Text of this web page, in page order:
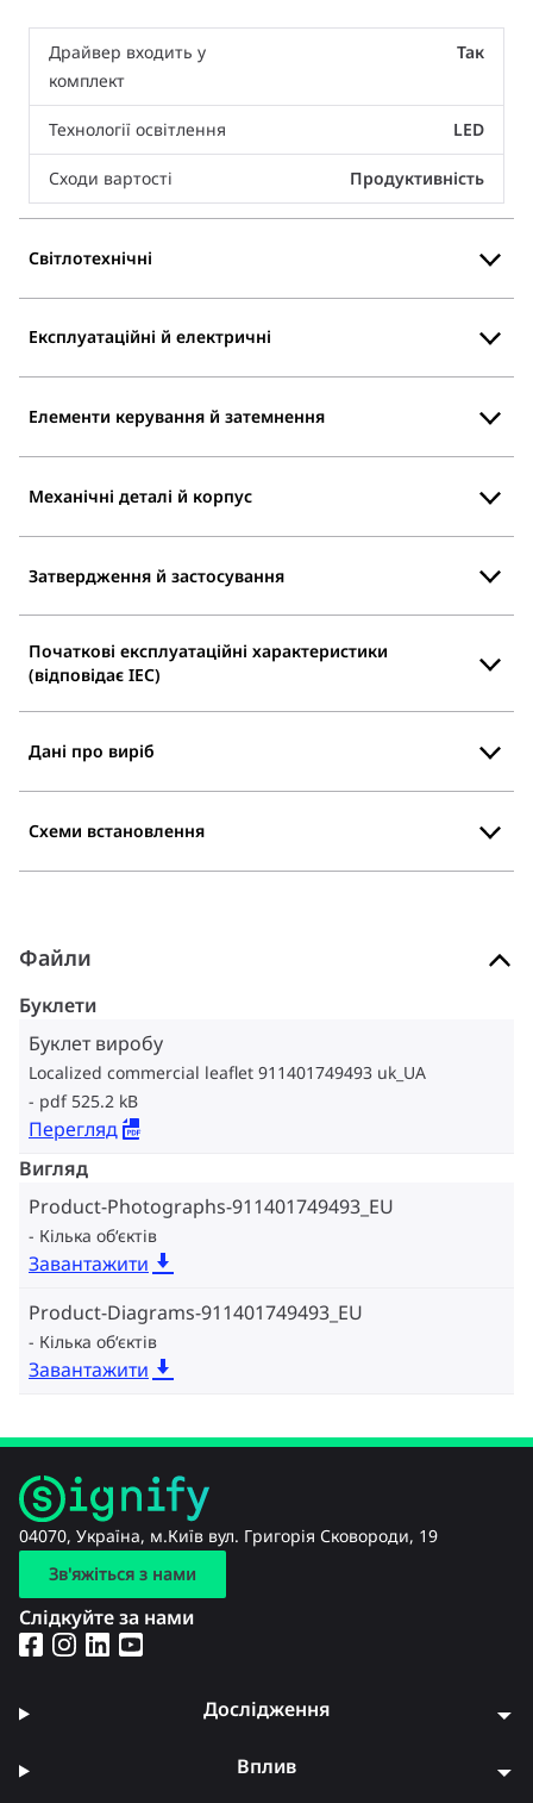
Драйвер входить у
комплект
Так
Технології освітлення LED
Сходи вартості Продуктивність
Світлотехнічні
Експлуатаційні й електричні
Елементи керування й затемнення
Механічні деталі й корпус
Затвердження й застосування
Початкові експлуатаційні характеристики
(відповідає IEC)
Дані про виріб
Схеми встановлення
Файли
Буклети
Буклет виробу
Localized commercial leaflet 911401749493 uk_UA
pdf 525.2 kB
Перегляд
Вигляд
Product-Photographs-911401749493_EU
Кілька об‘єктів
Завантажити
Product-Diagrams-911401749493_EU
Кілька об‘єктів
Завантажити
04070, Україна, м.Київ вул. Григорія Сковороди, 19
Зв'яжіться з нами
Слідкуйте за нами
Дослідження
Вплив